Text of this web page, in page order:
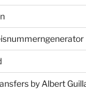
by Albert